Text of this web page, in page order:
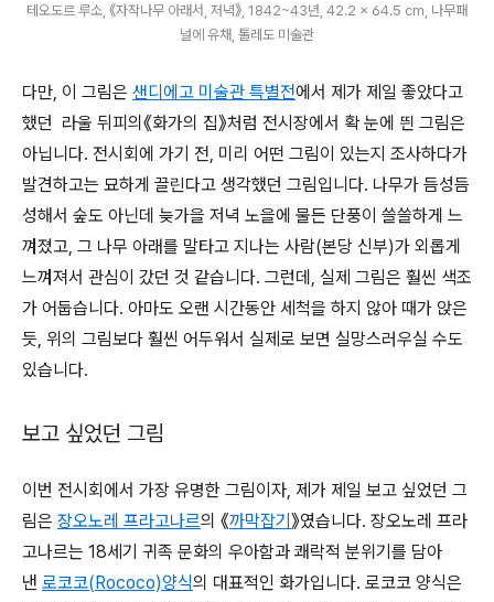
테오도르 루소, 《자작나무 아래서, 저녁》, 1842~43년, 42.2 × 64.5 cm, 나무패
널에 유채, 톨레도 미술관
다만, 이 그림은 샌디에고 미술관 특별전에서 제가 제일 좋았다고
했던 라울 뒤피의《화가의 집》처럼 전시장에서 확 눈에 띈 그림은
아닙니다. 전시회에 가기 전, 미리 어떤 그림이 있는지 조사하다가
발견하고는 묘하게 끌린다고 생각했던 그림입니다. 나무가 듬성듬
성해서 숲도 아닌데 늦가을 저녁 노을에 물든 단풍이 쓸쓸하게 느
껴졌고, 그 나무 아래를 말타고 지나는 사람(본당 신부)가 외롭게
느껴져서 관심이 갔던 것 같습니다. 그런데, 실제 그림은 훨씬 색조
가 어둡습니다. 아마도 오랜 시간동안 세척을 하지 않아 때가 앉은
듯, 위의 그림보다 훨씬 어두워서 실제로 보면 실망스러우실 수도
있습니다.
보고 싶었던 그림
이번 전시회에서 가장 유명한 그림이자, 제가 제일 보고 싶었던 그
림은 장오노레 프라고나르의 《까막잡기》였습니다. 장오노레 프라
고나르는 18세기 귀족 문화의 우아함과 쾌락적 분위기를 담아
낸 로코코(Rococo)양식의 대표적인 화가입니다. 로코코 양식은